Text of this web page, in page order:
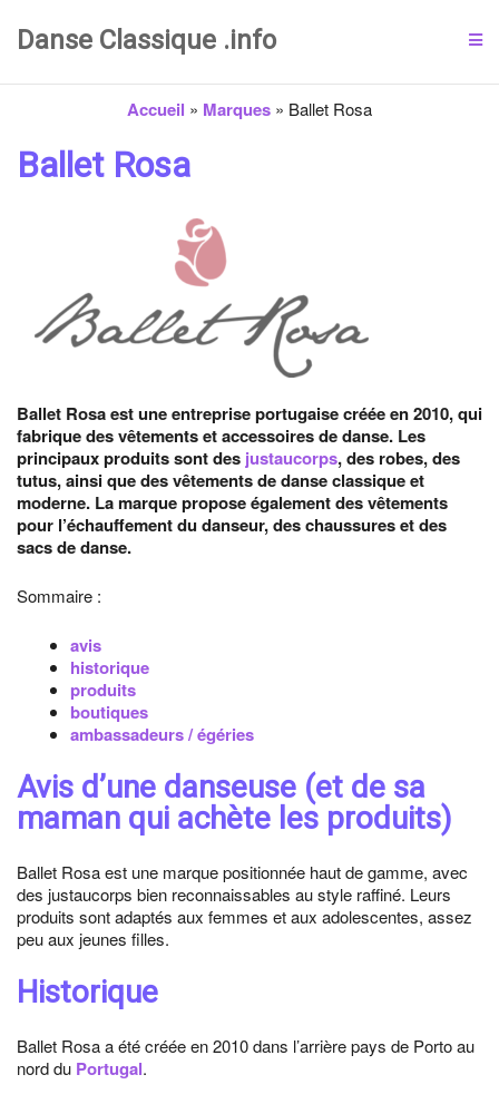
Danse Classique .info
Accueil » Marques » Ballet Rosa
Ballet Rosa
Ballet Rosa est une entreprise portugaise créée en 2010, qui
fabrique des vêtements et accessoires de danse. Les
principaux produits sont des justaucorps, des robes, des
tutus, ainsi que des vêtements de danse classique et
moderne. La marque propose également des vêtements
pour l’échauffement du danseur, des chaussures et des
sacs de danse.
Sommaire :
avis
historique
produits
boutiques
ambassadeurs / égéries
Avis d’une danseuse (et de sa
maman qui achète les produits)
Ballet Rosa est une marque positionnée haut de gamme, avec
des justaucorps bien reconnaissables au style raffiné. Leurs
produits sont adaptés aux femmes et aux adolescentes, assez
peu aux jeunes filles.
Historique
Ballet Rosa a été créée en 2010 dans l’arrière pays de Porto au
nord du Portugal.